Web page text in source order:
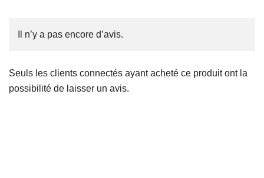
Il n’y a pas encore d’avis.
Seuls les clients connectés ayant acheté ce produit ont la
possibilité de laisser un avis.